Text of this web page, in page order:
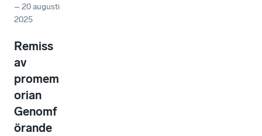
–20 augusti
2025
Remiss
av
promem
orian
Genomf
örande